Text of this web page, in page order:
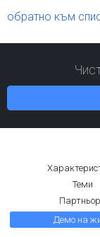
обратно към
Теми
Демо на